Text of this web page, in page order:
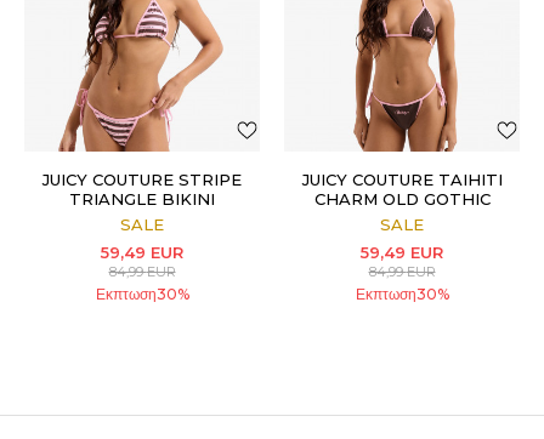
JUICY COUTURE STRIPE
TRIANGLE BIKINI
SALE
59,49 EUR
84,99EUR
Εκπτωση30%
JUICY COUTURE TAIHITI
CHARM OLD GOTHIC
JUICY TRIANGLE
SALE
59,49 EUR
84,99EUR
Εκπτωση30%